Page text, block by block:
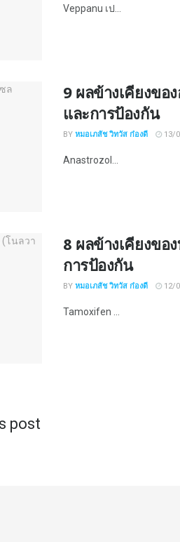
Veppanu เป...
9 ผลข้างเคียงข
และการป้องกัน
BY หมอเภสัช วิทวัส ก๋องดี 13/
Anastrozol...
8 ผลข้างเคียงขอ
การป้องกัน
BY หมอเภสัช วิทวัส ก๋องดี 12/
Tamoxifen ...
post